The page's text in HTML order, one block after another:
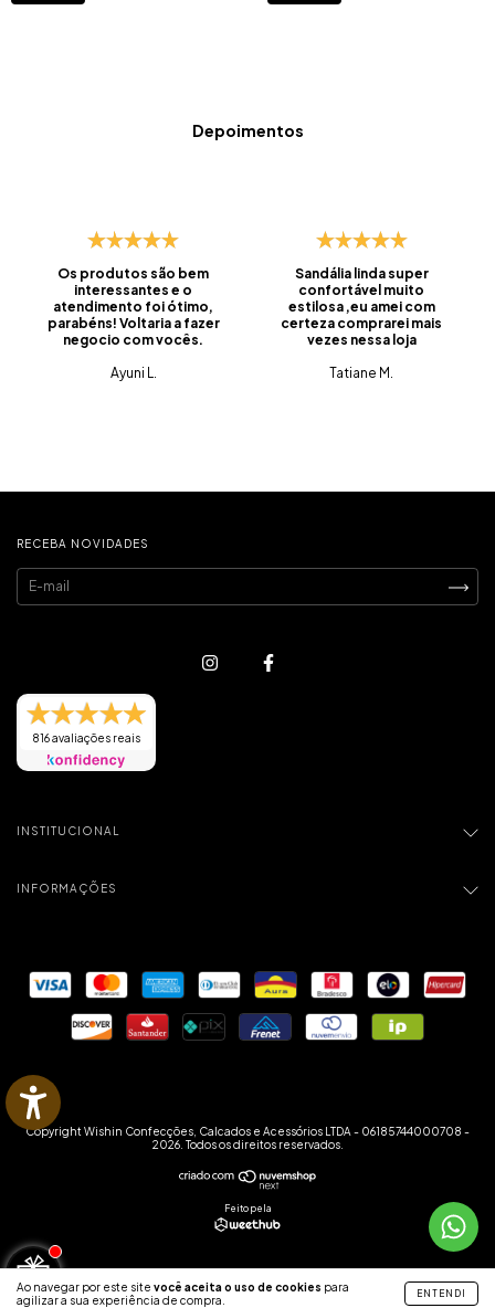
Ao navegar por este site você aceita o uso de cookies para
agilizar a sua experiência de compra.
ENTENDI
Depoimentos
Os produtos são bem
interessantes e o
atendimento foi ótimo,
parabéns! Voltaria a fazer
negocio com vocês.
Ayuni L.
Sandália linda super
confortável muito
estilosa ,eu amei com
certeza comprarei mais
vezes nessa loja
Tatiane M.
RECEBA NOVIDADES
816 avaliações reais
INSTITUCIONAL
INFORMAÇÕES
Copyright Wishin Confecções, Calcados e Acessórios LTDA - 06185744000708 -
2026. Todos os direitos reservados.
Feito pela